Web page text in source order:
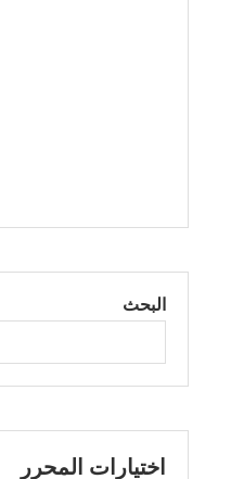
البحث
اختيارات المحرر